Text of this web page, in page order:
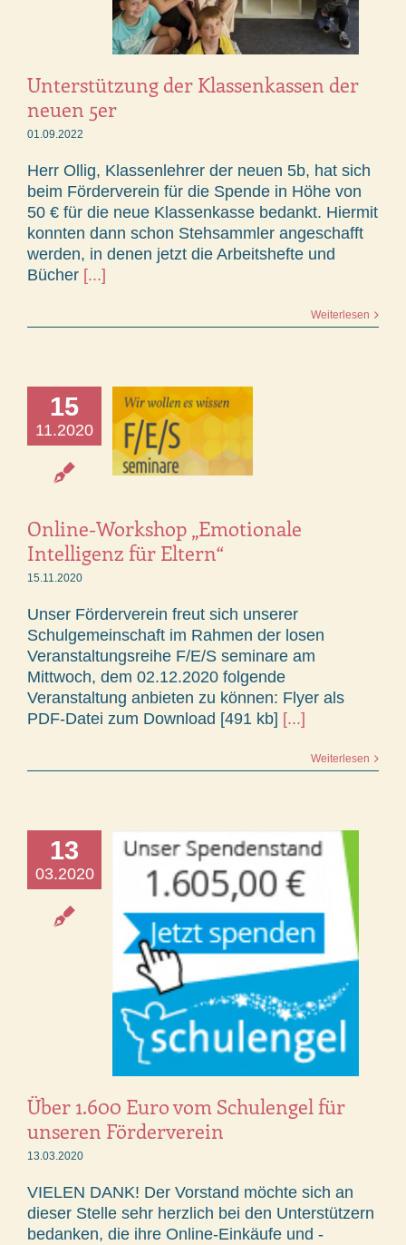
Unterstützung der Klassenkassen der
neuen 5er
01.09.2022
Herr Ollig, Klassenlehrer der neuen 5b, hat sich
beim Förderverein für die Spende in Höhe von
50 € für die neue Klassenkasse bedankt. Hiermit
konnten dann schon Stehsammler angeschafft
werden, in denen jetzt die Arbeitshefte und
Bücher [...]
Weiterlesen
15
11.2020
Online-Workshop „Emotionale
Intelligenz für Eltern“
15.11.2020
Unser Förderverein freut sich unserer
Schulgemeinschaft im Rahmen der losen
Veranstaltungsreihe F/E/S seminare am
Mittwoch, dem 02.12.2020 folgende
Veranstaltung anbieten zu können: Flyer als
PDF-Datei zum Download [491 kb] [...]
Weiterlesen
13
03.2020
Über 1.600 Euro vom Schulengel für
unseren Förderverein
13.03.2020
VIELEN DANK! Der Vorstand möchte sich an
dieser Stelle sehr herzlich bei den Unterstützern
bedanken, die ihre Online-Einkäufe und -